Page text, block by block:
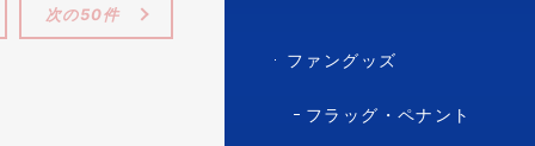
次の50件
ファングッズ
フラッグ・ペナント